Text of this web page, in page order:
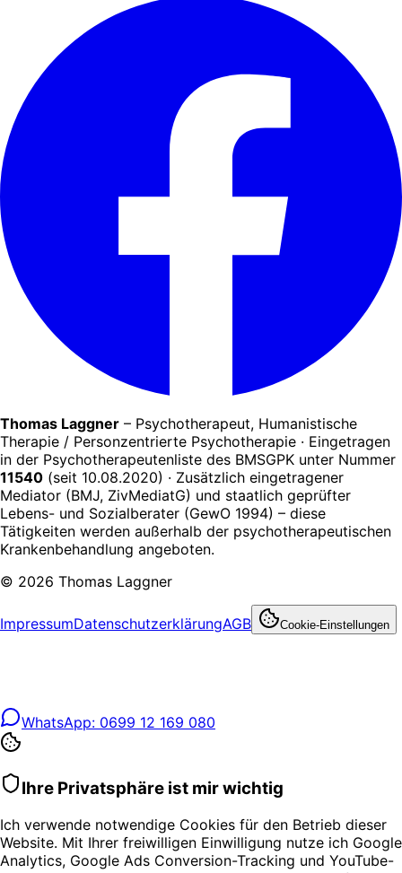
Thomas Laggner – Psychotherapeut, Humanistische
Therapie / Personzentrierte Psychotherapie · Eingetragen
in der Psychotherapeutenliste des BMSGPK unter Nummer
11540 (seit 10.08.2020) · Zusätzlich eingetragener
Mediator (BMJ, ZivMediatG) und staatlich geprüfter
Lebens- und Sozialberater (GewO 1994) – diese
Tätigkeiten werden außerhalb der psychotherapeutischen
Krankenbehandlung angeboten.
© 2026 Thomas Laggner
ImpressumDatenschutzerklärungAGB Cookie-Einstellungen
WhatsApp: 0699 12 169 080
Ihre Privatsphäre ist mir wichtig
Ich verwende notwendige Cookies für den Betrieb dieser
Website. Mit Ihrer freiwilligen Einwilligung nutze ich Google
Analytics, Google Ads Conversion-Tracking und YouTube-